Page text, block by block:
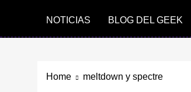
NOTICIAS BLOG DEL GEEK
Home meltdown y spectre